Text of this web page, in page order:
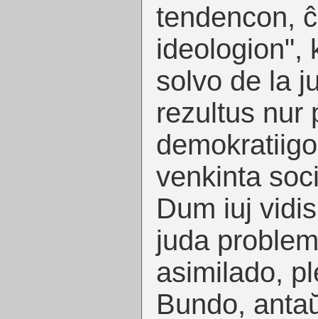
tendencon,
ideologion",
solvo de la
rezultus nur
venkinta
Dum iuj
juda
asimilado,
Bundo,